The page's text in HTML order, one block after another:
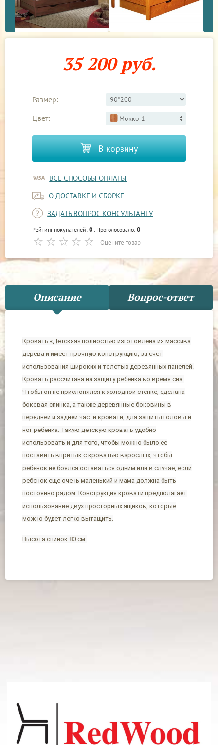
35 200 руб.
Размер:
Цвет:
Мокко 1
В корзину
ВСЕ СПОСОБЫ ОПЛАТЫ
О ДОСТАВКЕ И СБОРКЕ
ЗАДАТЬ ВОПРОС КОНСУЛЬТАНТУ
Рейтинг покупателей:0 . Проголосовало:0
Оцените товар
Описание Вопрос-ответ
Кровать «Детская» полностью изготовлена из массива
дерева и имеет прочную конструкцию, за счет
использования широких и толстых деревянных панелей.
Кровать рассчитана на защиту ребенка во время сна.
Чтобы он не прислонялся к холодной стенке, сделана
боковая спинка, а также деревянные боковины в
передней и задней части кровати, для защиты головы и
ног ребенка. Такую детскую кровать удобно
использовать и для того, чтобы можно было ее
поставить впритык с кроватью взрослых, чтобы
ребенок не боялся оставаться одним или в случае, если
ребенок еще очень маленький и мама должна быть
постоянно рядом. Конструкция кровати предполагает
использование двух просторных ящиков, которые
можно будет легко вытащить.
Высота спинок 80 см.